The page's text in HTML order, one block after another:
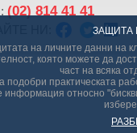
ЗАЩИТА
на личните данни на
която можете да
част на всяка
подобри практическата
относно
(02) 814 41 41